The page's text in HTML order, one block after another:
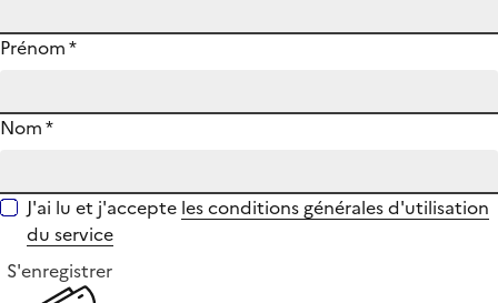
Prénom*
Nom*
J'ai lu et j'accepte les conditions générales d'utilisation
du service
S'enregistrer